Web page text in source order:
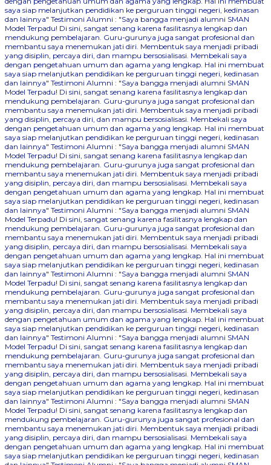
saya siap melanjutkan pendidikan ke perguruan tinggi negeri, kedinasan
dan lainnya" Testimoni Alumni : "Saya bangga menjadi alumni SMAN
Model Terpadu! Di sini, sangat senang karena fasilitasnya lengkap dan
mendukung pembelajaran. Guru-gurunya juga sangat profesional dan
membantu saya menemukan jati diri. Membentuk saya menjadi pribadi
yang disiplin, percaya diri, dan mampu bersosialisasi. Membekali saya
dengan pengetahuan umum dan agama yang lengkap. Hal ini membuat
saya siap melanjutkan pendidikan ke perguruan tinggi negeri, kedinasan
dan lainnya" Testimoni Alumni : "Saya bangga menjadi alumni SMAN
Model Terpadu! Di sini, sangat senang karena fasilitasnya lengkap dan
mendukung pembelajaran. Guru-gurunya juga sangat profesional dan
membantu saya menemukan jati diri. Membentuk saya menjadi pribadi
yang disiplin, percaya diri, dan mampu bersosialisasi. Membekali saya
dengan pengetahuan umum dan agama yang lengkap. Hal ini membuat
saya siap melanjutkan pendidikan ke perguruan tinggi negeri, kedinasan
dan lainnya" Testimoni Alumni : "Saya bangga menjadi alumni SMAN
Model Terpadu! Di sini, sangat senang karena fasilitasnya lengkap dan
mendukung pembelajaran. Guru-gurunya juga sangat profesional dan
membantu saya menemukan jati diri. Membentuk saya menjadi pribadi
yang disiplin, percaya diri, dan mampu bersosialisasi. Membekali saya
dengan pengetahuan umum dan agama yang lengkap. Hal ini membuat
saya siap melanjutkan pendidikan ke perguruan tinggi negeri, kedinasan
dan lainnya" Testimoni Alumni : "Saya bangga menjadi alumni SMAN
Model Terpadu! Di sini, sangat senang karena fasilitasnya lengkap dan
mendukung pembelajaran. Guru-gurunya juga sangat profesional dan
membantu saya menemukan jati diri. Membentuk saya menjadi pribadi
yang disiplin, percaya diri, dan mampu bersosialisasi. Membekali saya
dengan pengetahuan umum dan agama yang lengkap. Hal ini membuat
saya siap melanjutkan pendidikan ke perguruan tinggi negeri, kedinasan
dan lainnya" Testimoni Alumni : "Saya bangga menjadi alumni SMAN
Model Terpadu! Di sini, sangat senang karena fasilitasnya lengkap dan
mendukung pembelajaran. Guru-gurunya juga sangat profesional dan
membantu saya menemukan jati diri. Membentuk saya menjadi pribadi
yang disiplin, percaya diri, dan mampu bersosialisasi. Membekali saya
dengan pengetahuan umum dan agama yang lengkap. Hal ini membuat
saya siap melanjutkan pendidikan ke perguruan tinggi negeri, kedinasan
dan lainnya" Testimoni Alumni : "Saya bangga menjadi alumni SMAN
Model Terpadu! Di sini, sangat senang karena fasilitasnya lengkap dan
mendukung pembelajaran. Guru-gurunya juga sangat profesional dan
membantu saya menemukan jati diri. Membentuk saya menjadi pribadi
yang disiplin, percaya diri, dan mampu bersosialisasi. Membekali saya
dengan pengetahuan umum dan agama yang lengkap. Hal ini membuat
saya siap melanjutkan pendidikan ke perguruan tinggi negeri, kedinasan
dan lainnya" Testimoni Alumni : "Saya bangga menjadi alumni SMAN
Model Terpadu! Di sini, sangat senang karena fasilitasnya lengkap dan
mendukung pembelajaran. Guru-gurunya juga sangat profesional dan
membantu saya menemukan jati diri. Membentuk saya menjadi pribadi
yang disiplin, percaya diri, dan mampu bersosialisasi. Membekali saya
dengan pengetahuan umum dan agama yang lengkap. Hal ini membuat
saya siap melanjutkan pendidikan ke perguruan tinggi negeri, kedinasan